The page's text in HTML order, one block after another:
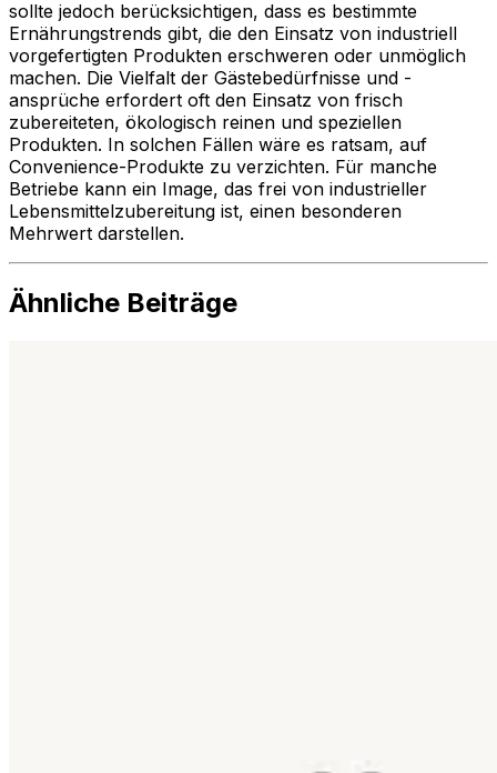
sollte jedoch berücksichtigen, dass es bestimmte
Ernährungstrends gibt, die den Einsatz von industriell
vorgefertigten Produkten erschweren oder unmöglich
machen. Die Vielfalt der Gästebedürfnisse und -
ansprüche erfordert oft den Einsatz von frisch
zubereiteten, ökologisch reinen und speziellen
Produkten. In solchen Fällen wäre es ratsam, auf
Convenience-Produkte zu verzichten. Für manche
Betriebe kann ein Image, das frei von industrieller
Lebensmittelzubereitung ist, einen besonderen
Mehrwert darstellen.
Ähnliche Beiträge